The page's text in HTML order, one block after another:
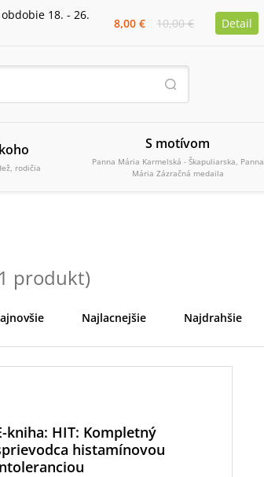
18. - 26.
8,00 € 10,00 € Detail
rodičia
S motívom
Panna Mária Karmelská - Škapuliarska, Panna
Mária Zázračná medaila
1 produkt)
Najlacnejšie Najdrahšie
kniha: HIT: Kompletný
histamínovou